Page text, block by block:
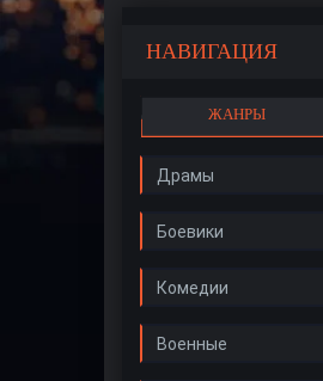
НАВИГАЦИЯ
ЖАНРЫ
Драмы
Боевики
Комедии
Военные